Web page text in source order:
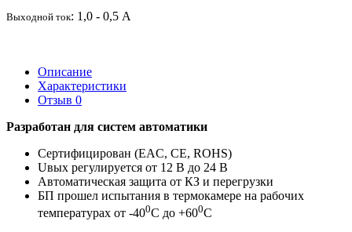
Выходной ток: 1,0 - 0,5 А
Описание
Характеристики
Отзыв 0
Разработан для систем автоматики
Сертифицирован (EAC, CE, ROHS)
Uвых регулируется от 12 В до 24 В
Автоматическая защита от КЗ и перегрузки
БП прошел испытания в термокамере на рабочих
температурах от -400С до +600С